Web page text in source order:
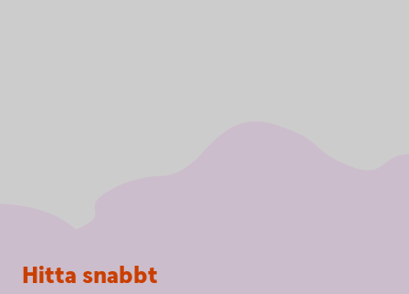
Sidfot
Hitta snabbt